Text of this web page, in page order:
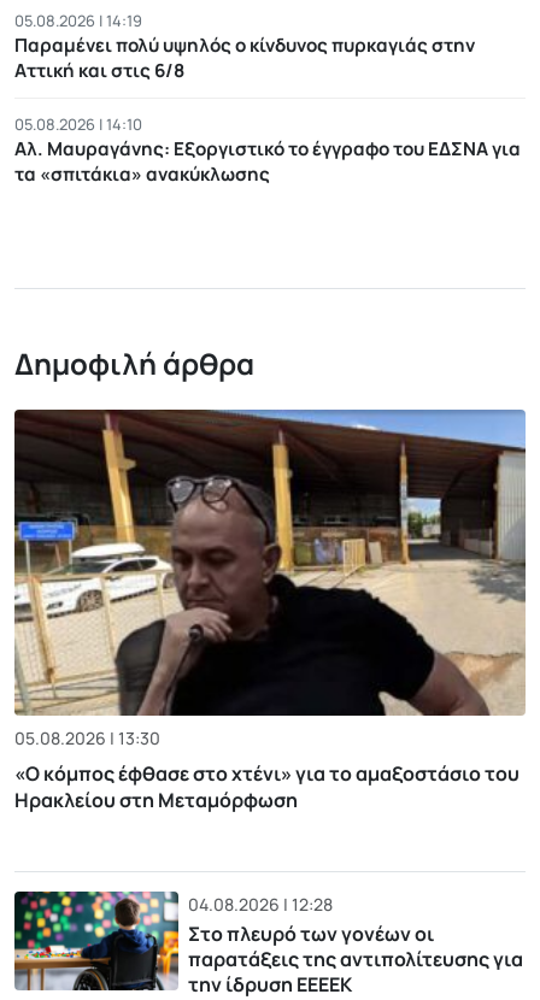
05.08.2026 | 14:19
Παραμένει πολύ υψηλός ο κίνδυνος πυρκαγιάς στην
Αττική και στις 6/8
05.08.2026 | 14:10
Αλ. Μαυραγάνης: Εξοργιστικό το έγγραφο του ΕΔΣΝΑ για
τα «σπιτάκια» ανακύκλωσης
Δημοφιλή άρθρα
05.08.2026 | 13:30
«Ο κόμπος έφθασε στο χτένι» για το αμαξοστάσιο του
Ηρακλείου στη Μεταμόρφωση
04.08.2026 | 12:28
Στο πλευρό των γονέων οι
παρατάξεις της αντιπολίτευσης για
την ίδρυση ΕΕΕΕΚ